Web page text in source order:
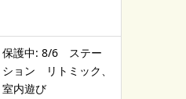
保護中: 8/6 ステー
ション リトミック、
室内遊び